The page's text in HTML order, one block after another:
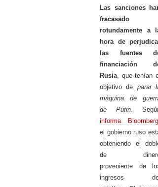
Las sanciones
fracasado
rotundamente a
hora de
las fuentes
financiación
Rusia, que tenían
objetivo de parar
máquina de
de Putin.
informa Bloomberg
el gobierno ruso
obteniendo el
de
proveniente de
ingresos